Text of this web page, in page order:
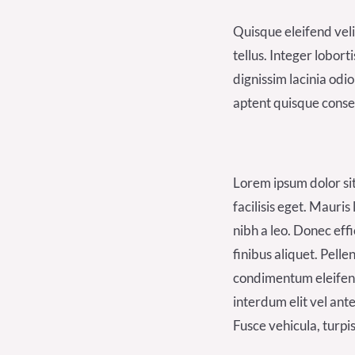
Quisque eleifend
tellus. Integer
dignissim lacinia
aptent quisque
Lorem ipsum dolor
facilisis eget. Mauris
nibh a leo. Donec
finibus aliquet.
condimentum
interdum elit vel
Fusce vehicula,